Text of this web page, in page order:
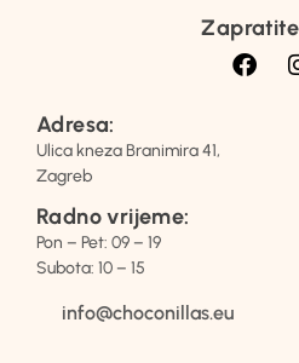
Adresa:
Ulica kneza Branimira 41,
Zagreb
Radno vrijeme:
Pon – Pet: 09 – 19
Subota: 10 – 15
info@choconillas.eu